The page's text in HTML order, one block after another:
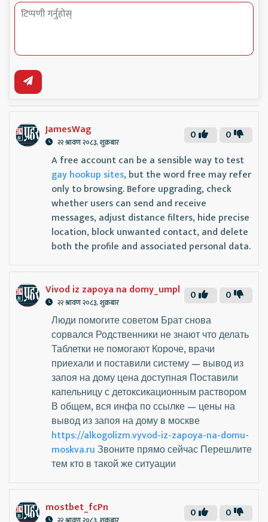
JamesWag
२२ श्रावण २०८३, शुक्रबार 0
0
A free account can be a sensible way to test
gay hookup sites, but the word free may refer
only to browsing. Before upgrading, check
whether users can send and receive
messages, adjust distance filters, hide precise
location, block unwanted contact, and delete
both the profile and associated personal data.
Vivod iz zapoya na domy_umpl
२२ श्रावण २०८३, शुक्रबार 0
0
Люди помогите советом Брат снова
сорвался Родственники не знают что делать
Таблетки не помогают Короче, врачи
приехали и поставили систему — вывод из
запоя на дому цена доступная Поставили
капельницу с детоксикационным раствором
В общем, вся инфа по ссылке — цены на
вывод из запоя на дому в москве
https://alkogolizm.vyvod-iz-zapoya-na-domu-
moskva.ruЗвоните прямо сейчас Перешлите
тем кто в такой же ситуации
mostbet_fcPn 0
0